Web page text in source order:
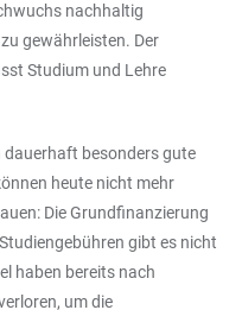
nachhaltig
gewährleisten. Der
Studium und Lehre
dauerhaft besonders gute
heute nicht mehr
Die Grundfinanzierung
gibt es nicht
haben bereits nach
um die